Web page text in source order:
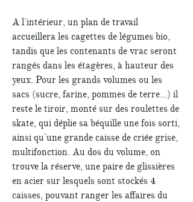
A l'intérieur, un plan de travail
accueillera les cagettes de légumes bio,
tandis que les contenants de vrac seront
rangés dans les étagères, à hauteur des
yeux. Pour les grands volumes ou les
sacs (sucre, farine, pommes de terre...) il
reste le tiroir, monté sur des roulettes de
skate, qui déplie sa béquille une fois sorti,
ainsi qu'une grande caisse de criée grise,
multifonction. Au dos du volume, on
trouve la réserve, une paire de glissières
en acier sur lesquels sont stockés 4
caisses, pouvant ranger les affaires du